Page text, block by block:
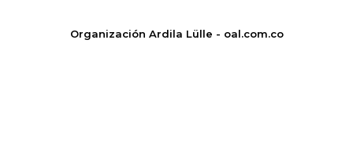
Organización Ardila Lülle - oal.com.co